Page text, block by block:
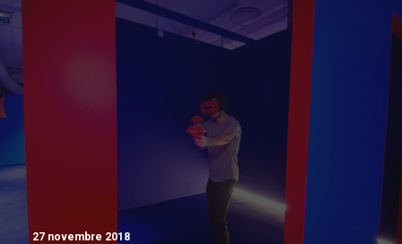
27 novembre 2018